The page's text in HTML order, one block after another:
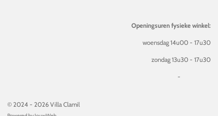
Openingsuren fysieke winkel:
woensdag 14u00 - 17u30
zondag 13u30 - 17u30
-
© 2024 - 2026 Villa Clamil